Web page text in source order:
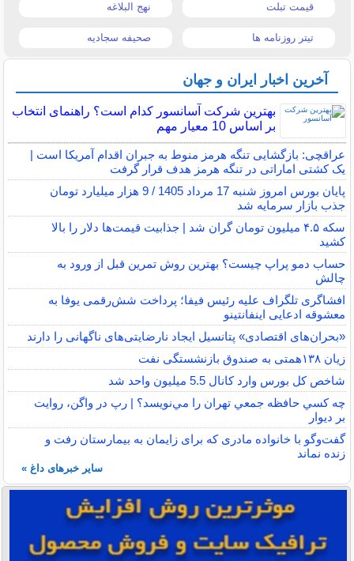
قیمت تبلت نهج البلاغه
تیتر روزنامه ها صحیفه سجادیه
آخرین اخبار ایران و جهان
بهترین شرکت آسانسور کدام است؟ راهنمای انتخاب
بر اساس 10 معیار مهم
عراقچی: بازگشایی تنگه هرمز منوط به جبران اقدام آمریکا است |
یک کشتی اماراتی در تنگه هرمز هدف قرار گرفت
پایان بورس امروز شنبه 17 مرداد 1405 / 9 هزار میلیارد تومان
جذب بازار سرمایه شد
سکه ۴.۵ میلیون تومان گران شد | جذابیت قیمت‌ها دلار را بالا
کشید
حساب دمو پراپ چیست؟ بهترین روش تمرین قبل از ورود به
چالش
افشاگری تلگراف علیه رئیس فیفا؛ پرداخت شش‌رقمی یوفا به
معشوقه ادعایی اینفانتینو
«بحران‌های اقتصادی» پتانسیل ایجاد نارضایتی‌های ناگهانی را دارند
زیان ۱۳۸همتی به صندوق بازنشستگی نفت
شاخص کل بورس وارد کانال 5.5 میلیون واحد شد
چه كسي حافظه جمعي تهران را مي‌نويسد؟ | رپ در واگن، روايت
بر ديوار
گفت‌وگو با خانواده مادری که برای زایمان به بیمارستان رفت و
زنده نماند
سایر خبرهای داغ »